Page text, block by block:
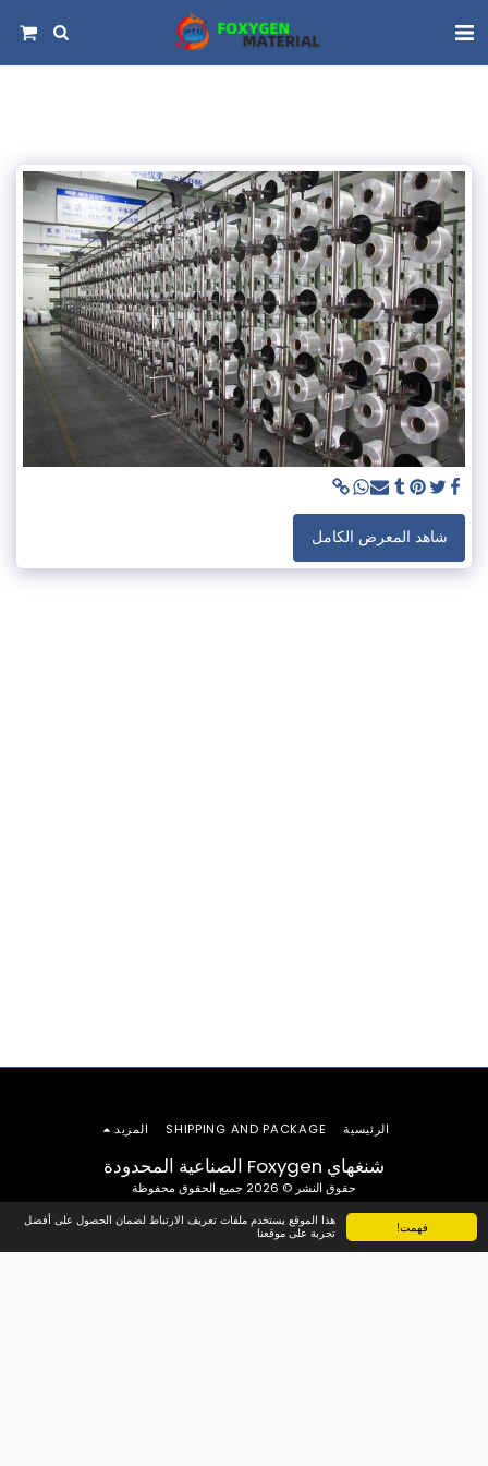
فهمت!
هذا الموقع يستخدم ملفات تعريف الارتباط لضمان الحصول على أفضل
تجربة على موقعنا
شاهد المعرض الكامل
شنغهاي Foxygen الصناعية المحدودة
حقوق النشر © 2026 جميع الحقوق محفوظة
الرئيسية SHIPPING AND PACKAGE المزيد